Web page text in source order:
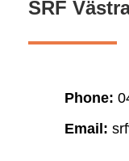
SRF
Phone:
Email: